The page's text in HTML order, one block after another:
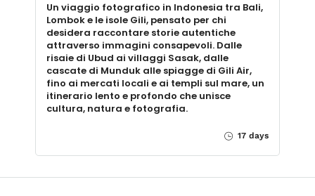
Un viaggio fotografico in Indonesia tra Bali,
Lombok e le isole Gili, pensato per chi
desidera raccontare storie autentiche
attraverso immagini consapevoli. Dalle
risaie di Ubud ai villaggi Sasak, dalle
cascate di Munduk alle spiagge di Gili Air,
fino ai mercati locali e ai templi sul mare, un
itinerario lento e profondo che unisce
cultura, natura e fotografia.
17 days